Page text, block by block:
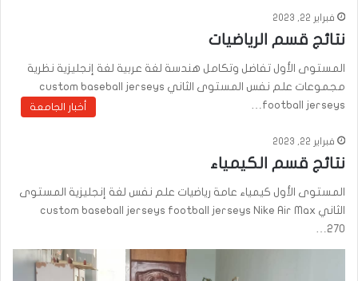
فبراير 22, 2023
نتائج قسم الرياضيات
المستوى الأول تفاضل وتكامل هندسة لغة عربية لغة إنجليزية نظرية
مجموعات علم نفس المستوى الثاني custom baseball jerseys
football jerseys…
أخبار الجامعة
فبراير 22, 2023
نتائج قسم الكيمياء
المستوى الأول كيمياء عامة رياضيات علم نفس لغة إنجليزية المستوى
الثاني custom baseball jerseys football jerseys Nike Air Max
270…